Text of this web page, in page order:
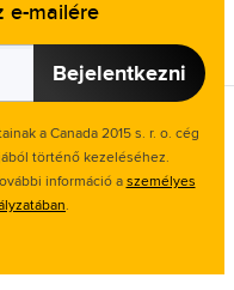
e-mailére
Bejelentkezni
a Canada 2015 s. r. o. cég
történő kezeléséhez.
információ aszemélyes
.